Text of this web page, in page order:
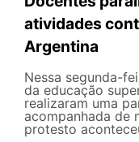
atividades
Argentina
Nessa segunda-
da educação
realizaram uma
acompanhada de
protesto